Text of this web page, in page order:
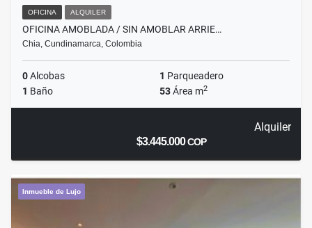
OFICINA ALQUILER
OFICINA AMOBLADA / SIN AMOBLAR ARRIE…
Chia, Cundinamarca, Colombia
0Alcobas 1 Parqueadero
1 Baño 53Área m2
Alquiler
$3.445.000COP
Inmueble de Lujo